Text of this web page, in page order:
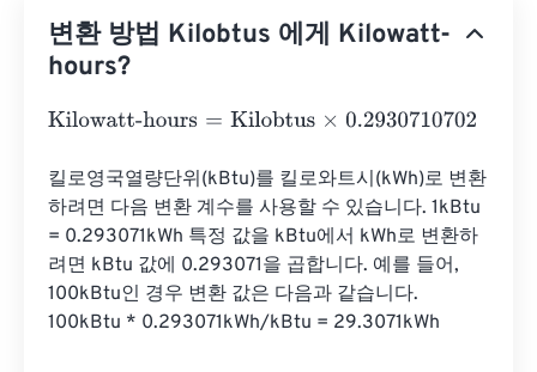
변환 방법 Kilobtus 에게 Kilowatt-
hours?
Kilowatt-hours=Kilobtus×0.2930710702
킬로영국열량단위(kBtu)를 킬로와트시(kWh)로 변환
하려면 다음 변환 계수를 사용할 수 있습니다. 1kBtu
= 0.293071kWh 특정 값을 kBtu에서 kWh로 변환하
려면 kBtu 값에 0.293071을 곱합니다. 예를 들어,
100kBtu인 경우 변환 값은 다음과 같습니다.
100kBtu * 0.293071kWh/kBtu = 29.3071kWh